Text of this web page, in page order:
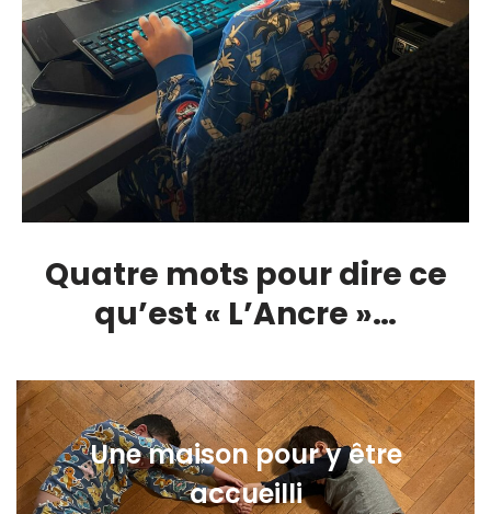
Quatre mots pour dire ce
qu’est « L’Ancre »…
Une maison pour y être
accueilli